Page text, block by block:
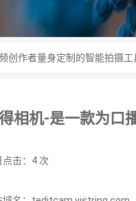
创作者量身定制的智能拍摄工
相机-是一款为口
点击：4 次